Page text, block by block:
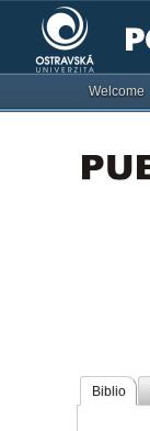
Welcome
Biblio